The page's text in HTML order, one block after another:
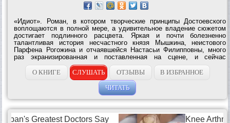
«Идиот». Роман, в котором творческие принципы Достоевского
воплощаются в полной мере, а удивительное владение сюжетом
достигает подлинного расцвета. Яркая и почти болезненно
талантливая история несчастного князя Мышкина, неистового
Парфена Рогожина и отчаявшейся Настасьи Филипповны, много
раз экранизированная и поставленная на сцене, и сейчас
завораживает...
О КНИГЕ
СЛУШАТЬ ОТЗЫВЫ
В ИЗБРАННОЕ
ЧИТАТЬ